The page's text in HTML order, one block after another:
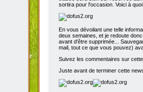
sortira pour l'occasion. Voici à
En vous dévoilant une telle
deux semaines, et je redoute
avant d'être supprimée...
mail, tout ce que vous pouvez)
Suivez les commentaires sur
Juste avant de terminer cette